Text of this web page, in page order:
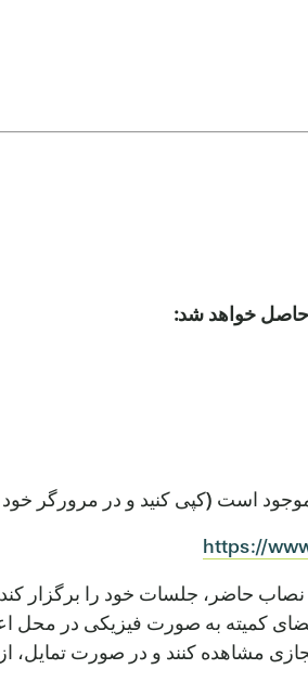
خواهد شد:
است (کپی کنید و در مرورگر
https://
نصاب حاضر، جلسات خود را
کمیته به صورت فیزیکی در محل
مشاهده کنند و در صورت تمایل،